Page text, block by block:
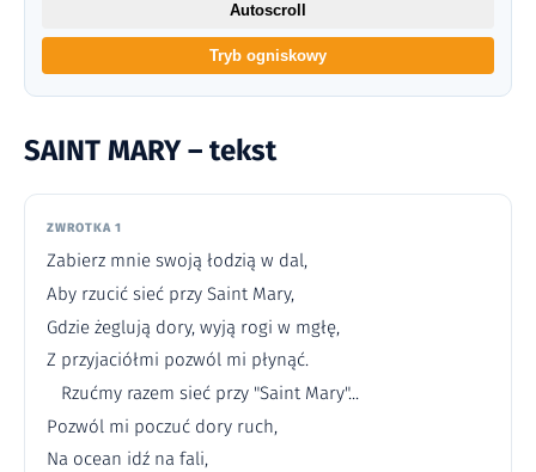
SAINT MARY – tekst
ZWROTKA 1
Zabierz mnie swoją łodzią w dal,
Aby rzucić sieć przy Saint Mary,
Gdzie żeglują dory, wyją rogi w mgłę,
Z przyjaciółmi pozwól mi płynąć.
Rzućmy razem sieć przy "Saint Mary"...
Pozwól mi poczuć dory ruch,
Na ocean idź na fali,
Autoscroll
Tryb ogniskowy